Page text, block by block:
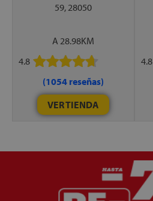
59, 28050
A 28.98KM
4.8
(1054 reseñas)
VER TIENDA
4.8